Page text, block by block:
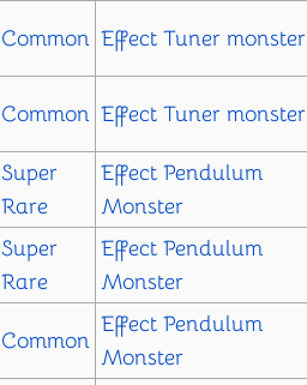
Common Effect Tuner monster
Common Effect Tuner monster
Super
Rare
Effect Pendulum
Monster
Super
Rare
Effect Pendulum
Monster
Common
Effect Pendulum
Monster